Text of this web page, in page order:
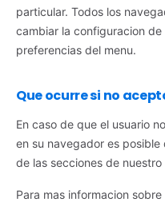
particular. Todos los
cambiar la configuracion
preferencias del menu.
Que ocurre si no
En caso de que el usuario
en su navegador es
de las secciones de nuestro
Para mas informacion